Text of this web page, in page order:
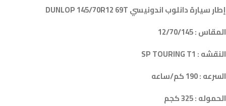
إطار سيارة دانلوب اندونيسي DUNLOP 145/70R12 69T
المقاس : 12/70/145
النقشه : SP TOURING T1
السرعه : 190 كم/ساعه
الحموله : 325 كجم